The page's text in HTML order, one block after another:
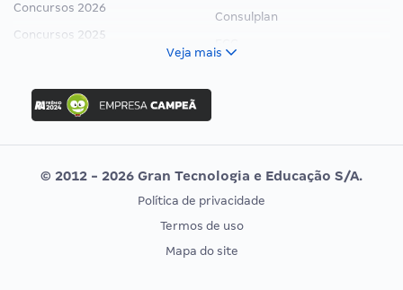
Concursos 2026
Concursos 2025
Concurso Ibama
Concurso MPU
Editais publicados
Consulplan
Vunesp
CONCURSOS POR PROFISSÃO
EXAME DE ORDEM
Veja mais
© 2012 - 2026 Gran Tecnologia e Educação S/A.
Política de privacidade
Termos de uso
Mapa do site